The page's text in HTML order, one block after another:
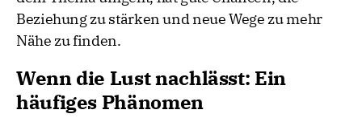
Beziehung zu stärken und neue Wege zu mehr
Nähe zu finden.
Wenn die Lust nachlässt: Ein
häufiges Phänomen